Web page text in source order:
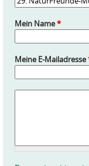
Mein Name*
Meine E-Mailadresse